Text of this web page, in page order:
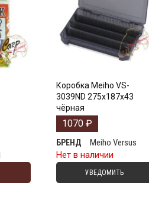
Коробка Meiho VS-
3039ND 275х187х43
чёрная
1070 ₽
БРЕНД
Meiho Versus
Нет в наличии
УВЕДОМИТЬ